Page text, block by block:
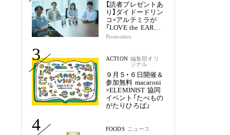
【読者プレゼントあ
り】ダイドードリン
コ×アルテミラが
「LOVE the EARTH
シリーズ」で目指す
Promotion
3 ACTION 編集部オリ
ジナル
９月５・６日開催＆
参加無料 macaroni
×ELEMINIST 協同
イベント「たべもの
がたりひろば」
4 FOODS ニュース